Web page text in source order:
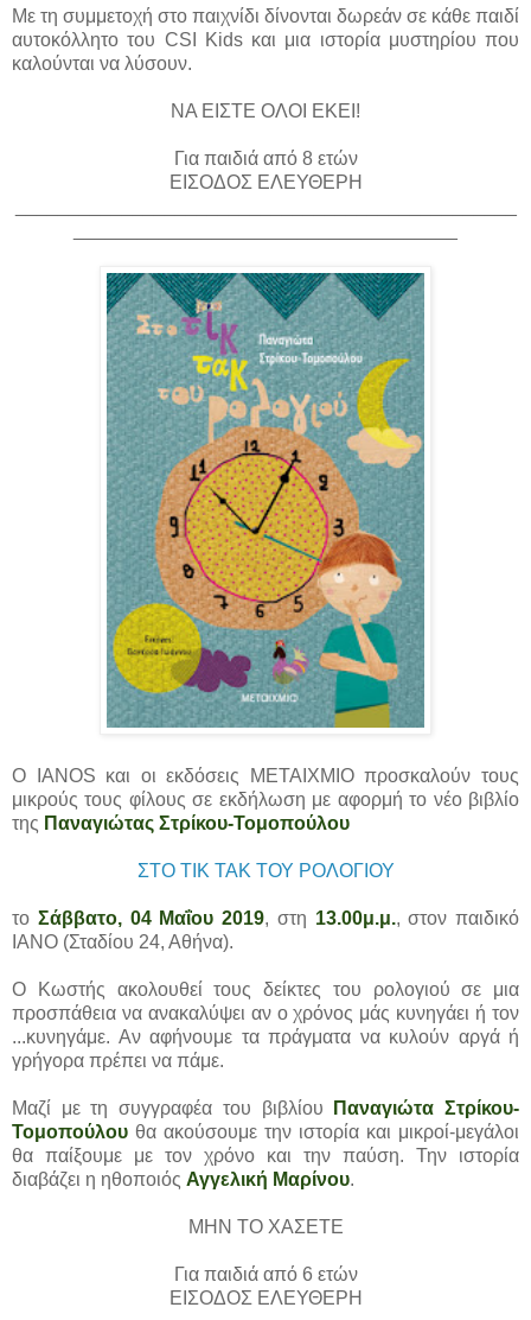
Με τη συμμετοχή στο παιχνίδι δίνονται δωρεάν σε κάθε παιδί
αυτοκόλλητο του CSI Kids και μια ιστορία μυστηρίου που
καλούνται να λύσουν.
ΝΑ ΕΙΣΤΕ ΟΛΟΙ ΕΚΕΙ!
Για παιδιά από 8 ετών
ΕΙΣΟΔΟΣ ΕΛΕΥΘΕΡΗ
​Ο IANOS και οι εκδόσεις ΜΕΤΑΙΧΜΙΟ προσκαλούν τους
μικρούς τους φίλους σε εκδήλωση με αφορμή το νέο βιβλίο
της Παναγιώτας Στρίκου-Τομοπούλου
ΣΤΟ ΤΙΚ ΤΑΚ ΤΟΥ ΡΟΛΟΓΙΟΥ
το Σάββατο, 04 Μαΐου 2019, στη 13.00μ.μ., στον παιδικό
ΙΑΝΟ (Σταδίου 24, Αθήνα).
Ο Κωστής ακολουθεί τους δείκτες του ρολογιού σε μια
προσπάθεια να ανακαλύψει αν ο χρόνος μάς κυνηγάει ή τον
...κυνηγάμε. Αν αφήνουμε τα πράγματα να κυλούν αργά ή
γρήγορα πρέπει να πάμε.
Μαζί με τη συγγραφέα του βιβλίου
Παναγιώτα Στρίκου-
Τομοπούλου θα ακούσουμε την ιστορία και μικροί-μεγάλοι
θα παίξουμε με τον χρόνο και την παύση. Την ιστορία
διαβάζει η ηθοποιός Αγγελική Μαρίνου.
ΜΗΝ ΤΟ ΧΑΣΕΤΕ
Για παιδιά από 6 ετών
ΕΙΣΟΔΟΣ ΕΛΕΥΘΕΡΗ